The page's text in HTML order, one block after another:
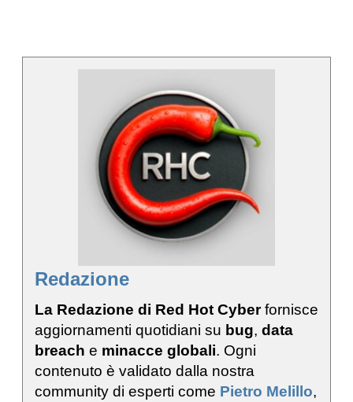
Redazione
La Redazione di Red Hot Cyberfornisce
aggiornamenti quotidiani su bug, data
breach e minacce globali. Ogni
contenuto è validato dalla nostra
community di esperti come Pietro Melillo,